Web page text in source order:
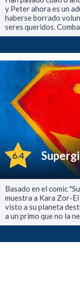
y Peter ahora es un
haberse borrado
seres queridos.
6.4
Basado en el comic
muestra a Kara Zor-
visto a su planeta
a un primo que no la